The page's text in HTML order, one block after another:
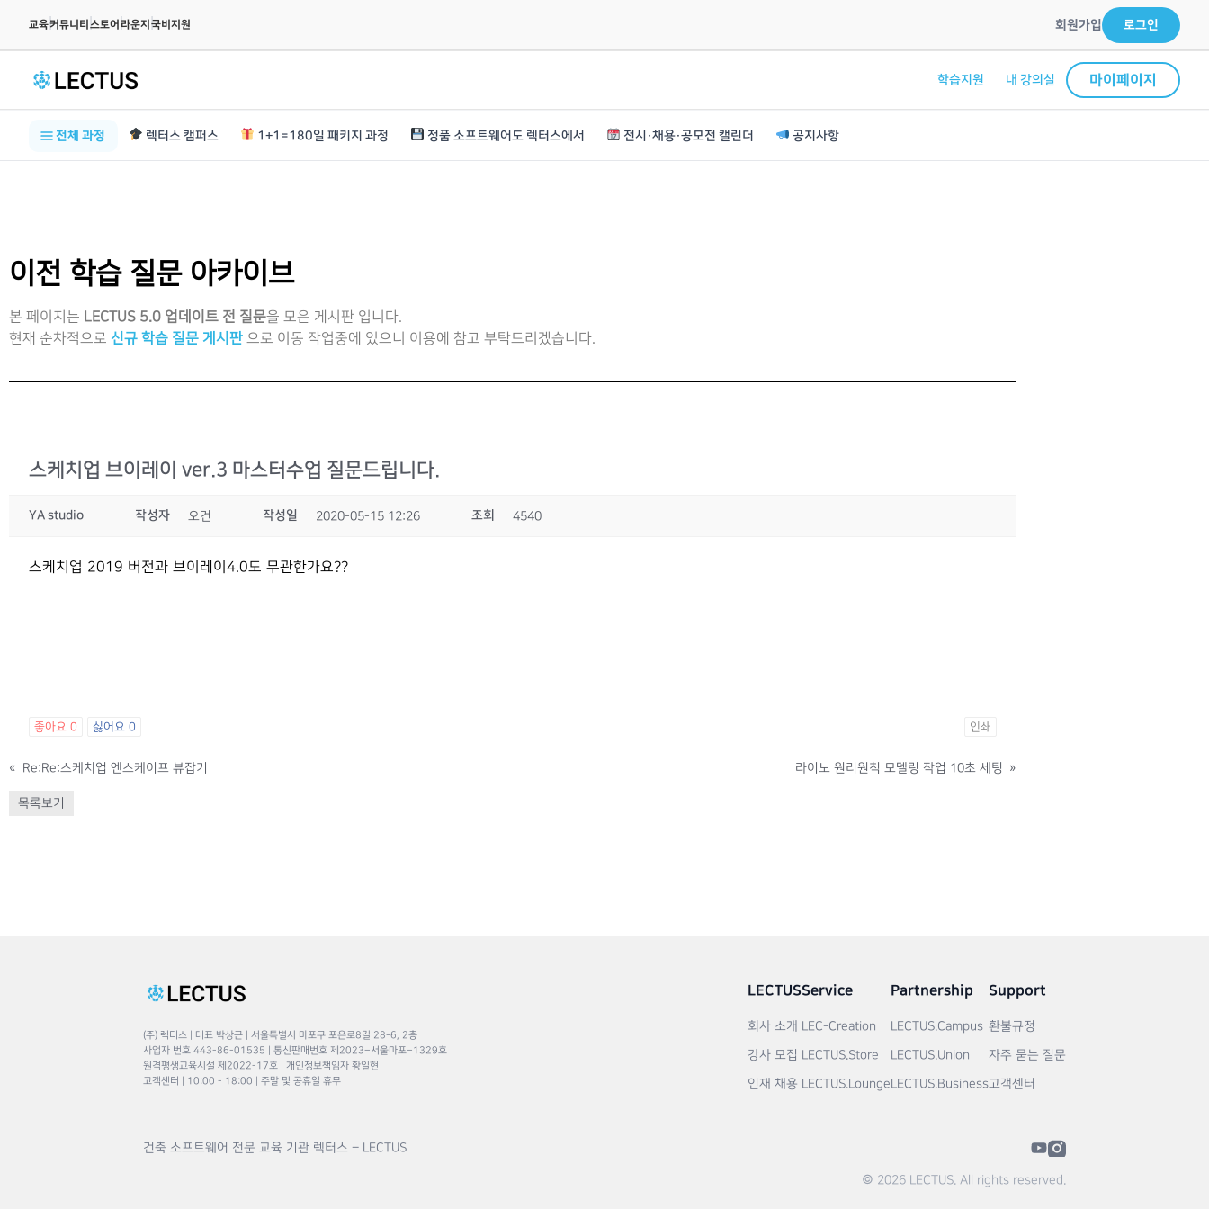
교육|커뮤니티 |스토어 |라운지 |국비지원 회원가입 로그인
학습지원 내 강의실 마이페이지
전체 과정 렉터스 캠퍼스 1+1=180일 패키지 과정 정품 소프트웨어도 렉터스에서 전시·채용·공모전 캘린더 공지사항
이전 학습 질문 아카이브
본 페이지는 LECTUS 5.0 업데이트 전 질문을 모은 게시판 입니다.
현재 순차적으로 신규 학습 질문 게시판 으로 이동 작업중에 있으니 이용에 참고 부탁드리겠습니다.
스케치업 브이레이 ver.3 마스터수업 질문드립니다.
YA studio 작성자 오건 작성일 2020-05-15 12:26 조회 4540
스케치업 2019 버전과 브이레이4.0도 무관한가요??
좋아요 0 싫어요 0 인쇄
« Re:Re:스케치업 엔스케이프 뷰잡기 라이노 원리원칙 모델링 작업 10초 세팅 »
목록보기
(주) 렉터스 | 대표 박상근 | 서울특별시 마포구 포은로8길 28-6, 2층
사업자 번호 443-86-01535 | 통신판매번호 제2023–서울마포–1329호
원격평생교육시설 제2022-17호 | 개인정보책임자 황일현
고객센터 | 10:00 - 18:00 | 주말 및 공휴일 휴무
LECTUS
회사 소개
강사 모집
인재 채용
Service
LEC-Creation
LECTUS.Store
LECTUS.Lounge
Partnership
LECTUS.Campus
LECTUS.Union
LECTUS.Business
Support
환불규정
자주 묻는 질문
고객센터
건축 소프트웨어 전문 교육 기관 렉터스 – LECTUS
© 2026 LECTUS. All rights reserved.